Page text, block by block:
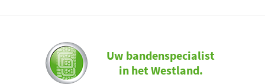
Uw bandenspecialist
in het Westland.